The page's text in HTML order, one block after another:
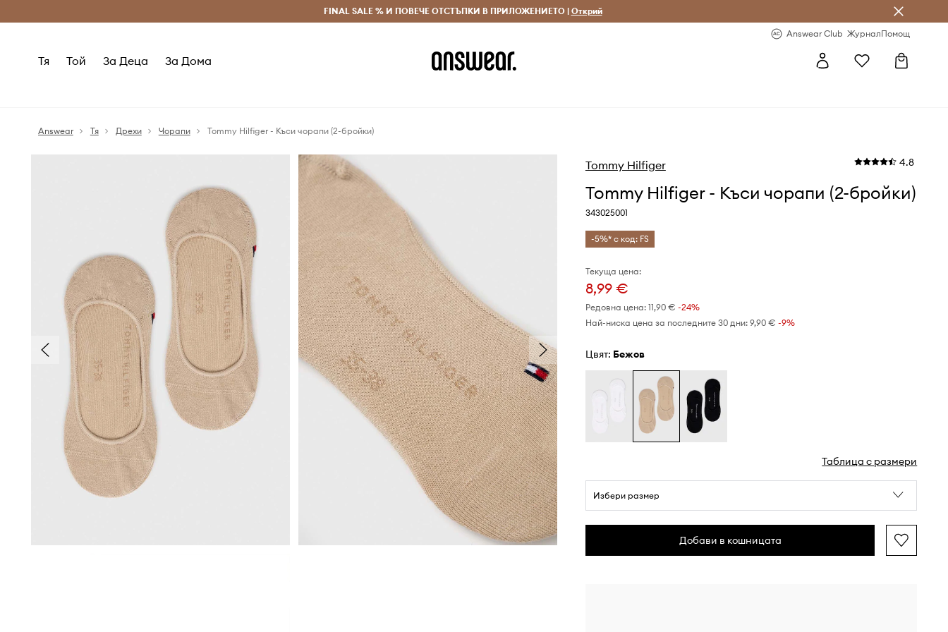
Безплатни доставка и връщане за поръчки над 70 EUR Доставка 1-5 дни
FINAL SALE % И ПОВЕЧЕ ОТСТЪПКИ В ПРИЛОЖЕНИЕТО | Открий
Answear Club ЖурналПомощ
Тя Той За Деца За Дома
Answear Тя Дрехи Чорапи Tommy Hilfiger - Къси чорапи (2-бройки)
Tommy Hilfiger 4.8
Tommy Hilfiger - Къси чорапи (2-бройки)
343025001
-5%* с код: FS
Текуща цена:
8,99 €
Редовна цена: 11,90 € -24%
Най-ниска цена за последните 30 дни: 9,90 € -9%
Цвят: бежов
Таблица с размери
Избери размер
Добави в кошницата